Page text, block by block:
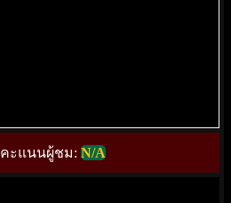
คะแนนผู้ชม: N/A